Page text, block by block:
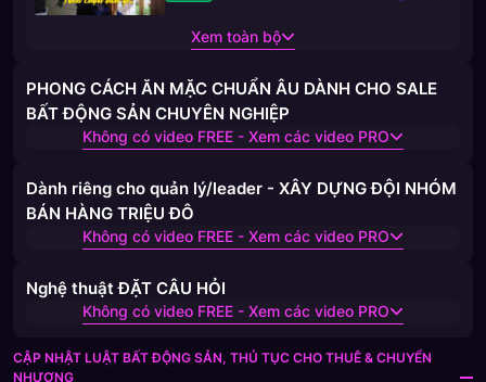
Xem toàn bộ
PHONG CÁCH ĂN MẶC CHUẨN ÂU DÀNH CHO SALE
BẤT ĐỘNG SẢN CHUYÊN NGHIỆP
Không có video FREE - Xem các video PRO
Dành riêng cho quản lý/leader - XÂY DỰNG ĐỘI NHÓM
BÁN HÀNG TRIỆU ĐÔ
Không có video FREE - Xem các video PRO
Nghệ thuật ĐẶT CÂU HỎI
Không có video FREE - Xem các video PRO
CẬP NHẬT LUẬT BẤT ĐỘNG SẢN, THỦ TỤC CHO THUÊ & CHUYỂN
NHƯỢNG